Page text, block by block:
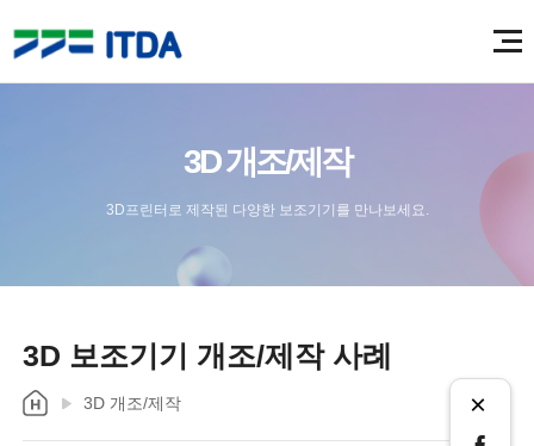
3D 개조/제작
3D프린터로 제작된 다양한 보조기기를 만나보세요.
3D 보조기기 개조/제작 사례
3D 개조/제작 ×